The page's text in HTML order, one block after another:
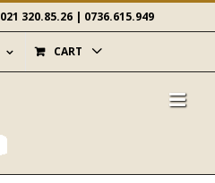
021 320.85.26 | 0736.615.949
CART